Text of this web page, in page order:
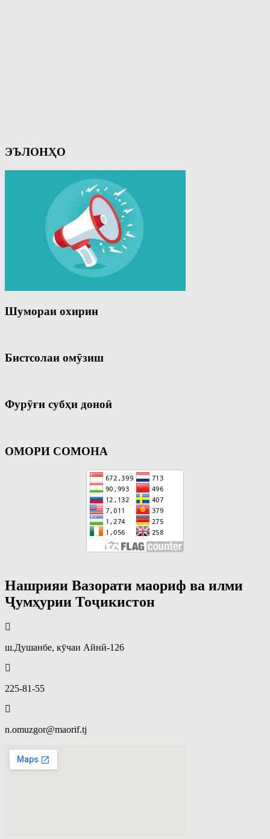
ЭЪЛОНҲО
Шумораи охирин
Бистсолаи омӯзиш
Фурӯғи субҳи доноӣ
ОМОРИ СОМОНА
Нашрияи Вазорати маориф ва илми
Ҷумҳурии Тоҷикистон
ш.Душанбе, кӯчаи Айнӣ-126
225-81-55
n.omuzgor@maorif.tj